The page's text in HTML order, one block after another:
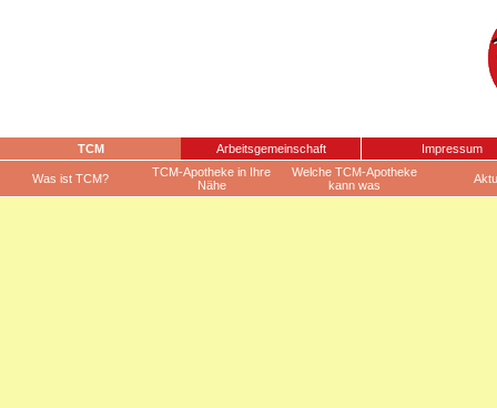
TCM Arbeitsgemeinschaft Impressum
Was ist TCM?
TCM-Apotheke in Ihre
Nähe
Welche TCM-Apotheke
kann was